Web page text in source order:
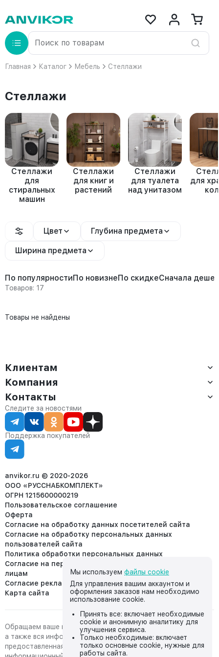
Главная Каталог Мебель Стеллажи
Стеллажи
Стеллажи
для
стиральных
машин
Стеллажи
для книг и
растений
Стеллажи
для туалета
над унитазом
для
Цвет Глубина предмета
Ширина предмета
По популярностиПо новизнеПо скидкеСначала
Товаров: 17
Товары не найдены
Клиентам
Доставка
Оплата
Сервис
Статус заказа
Статьи
Компания
О компании
Контакты
Партнёрам
Контакты
Отдел продаж:
8 (800) 234-22-62
corp@anvikor.ru
Ежедневно, с 7:00-19:00 (МСК)
Отдел рекламации:
8 (953) 455-25-61
Следите за новостями
Поддержка покупателей
anvikor.ru © 2020-2026
ООО «РУССНАБКОМПЛЕКТ»
ОГРН 1215600000219
Пользовательское соглашение
Оферта
Согласие на обработку данных посетителей сайта
Согласие на обработку персональных данных
пользователей сайта
Политика обработки персональных данных
Согласие на передачу персональных данных третьим
лицам
Согласие реклама
Карта сайта
Обращаем ваше внимание на то, что данный интернет-сайт,
а также вся информация о товарах и ценах,
предоставленная на нём, носит исключительно
Мы используем файлы cookie
Для управления вашим аккаунтом и
оформления заказов нам необходимо
использование cookie.
Принять все: включает необходимые
cookie и анонимную аналитику для
улучшения сервиса.
Только необходимые: включает
только основные cookie, нужные для
работы сайта.